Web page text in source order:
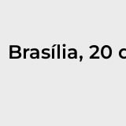
Brasília, 20